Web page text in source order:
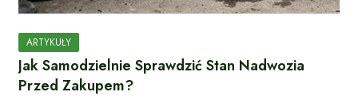
ARTYKUŁY
Jak Samodzielnie Sprawdzić Stan Nadwozia
Przed Zakupem?